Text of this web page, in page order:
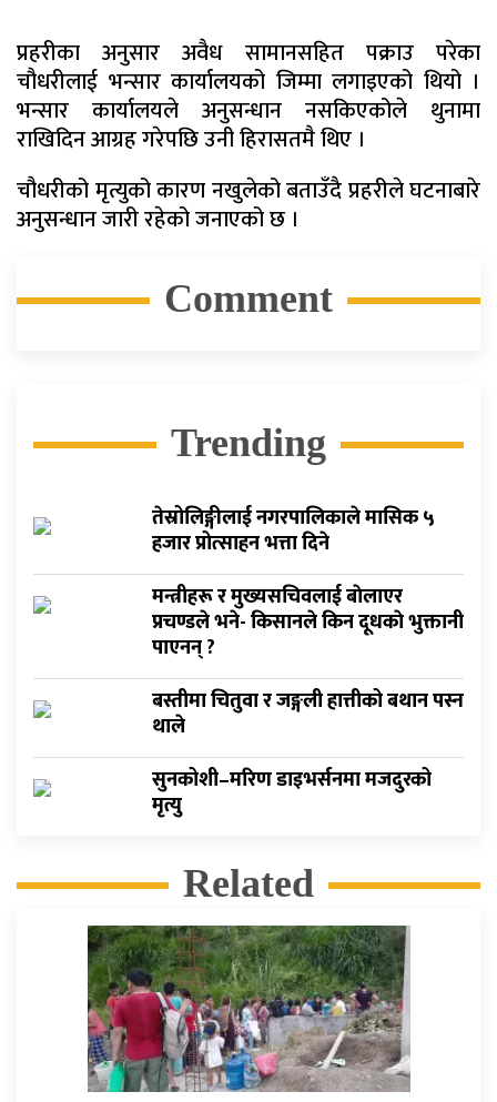
प्रहरीका अनुसार अवैध सामानसहित पक्राउ परेका
चौधरीलाई भन्सार कार्यालयको जिम्मा लगाइएको थियो ।
भन्सार कार्यालयले अनुसन्धान नसकिएकोले थुनामा
राखिदिन आग्रह गरेपछि उनी हिरासतमै थिए ।
चौधरीको मृत्युको कारण नखुलेको बताउँदै प्रहरीले घटनाबारे
अनुसन्धान जारी रहेको जनाएको छ ।
Comment
Trending
तेस्रोलिङ्गीलाई नगरपालिकाले मासिक ५
हजार प्रोत्साहन भत्ता दिने
मन्त्रीहरू र मुख्यसचिवलाई बाेलाएर
प्रचण्डले भने- किसानले किन दूधकाे भुक्तानी
पाएनन् ?
बस्तीमा चितुवा र जङ्गली हात्तीको बथान पस्न
थाले
सुनकोशी–मरिण डाइभर्सनमा मजदुरको
मृत्यु
Related